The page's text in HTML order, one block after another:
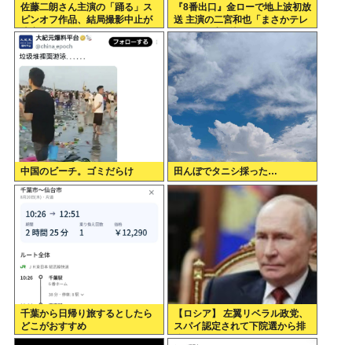
佐藤二朗さん主演の「踊る」ス
ピンオフ作品、結局撮影中止が
決定www
『8番出口』金ローで地上波初放
送 主演の二宮和也「まさかテレ
ビにまで迷い込んでしまうと
は」
中国のビーチ。ゴミだらけ 田んぼでタニシ採った…
千葉から日帰り旅するとしたら
どこがおすすめ
【ロシア】 左翼リベラル政党、
スパイ認定されて下院選から排
除